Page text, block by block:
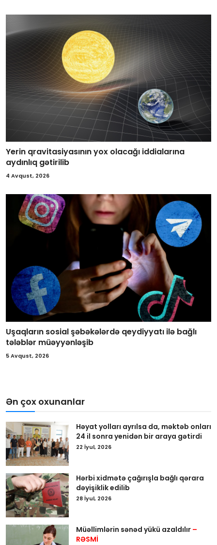
Yerin qravitasiyasının yox olacağı iddialarına
aydınlıq gətirilib
4 Avqust, 2026
Uşaqların sosial şəbəkələrdə qeydiyyatı ilə bağlı
tələblər müəyyənləşib
5 Avqust, 2026
Ən çox oxunanlar
Həyat yolları ayrılsa da, məktəb onları
24 il sonra yenidən bir araya gətirdi
22 İyul, 2026
Hərbi xidmətə çağırışla bağlı qərara
dəyişiklik edilib
28 İyul, 2026
Müəllimlərin sənəd yükü azaldılır –
RƏSMİ